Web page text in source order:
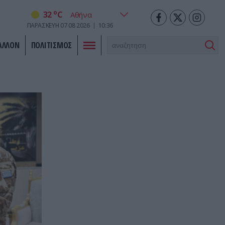
32 oC
ΠΑΡΑΣΚΕΥΗ 07 08 2026 10:36
ΠΟΛΙΤΙΣΜΟΣ